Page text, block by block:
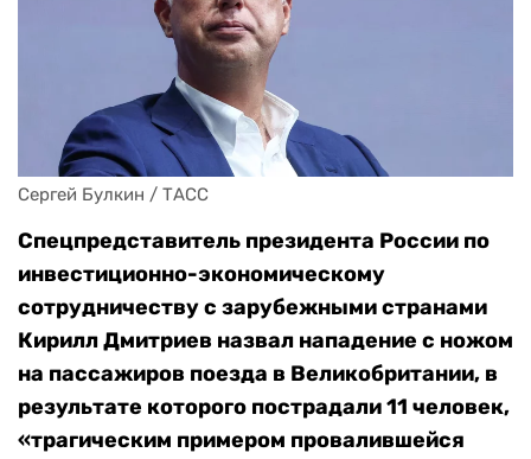
Сергей Булкин / ТАСС
Спецпредставитель президента России по
инвестиционно-экономическому
сотрудничеству с зарубежными странами
Кирилл Дмитриев назвал нападение с ножом
на пассажиров поезда в Великобритании, в
результате которого пострадали 11 человек,
«трагическим примером провалившейся